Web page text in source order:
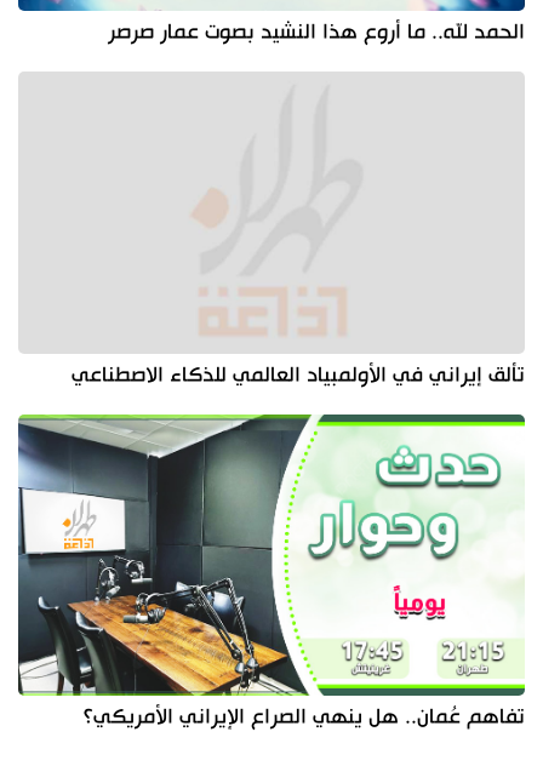
الحمد لله.. ما أروع هذا النشيد بصوت عمار صرصر
تألق إيراني في الأولمبياد العالمي للذكاء الاصطناعي
تفاهم عُمان.. هل ينهي الصراع الإيراني الأمريكي؟